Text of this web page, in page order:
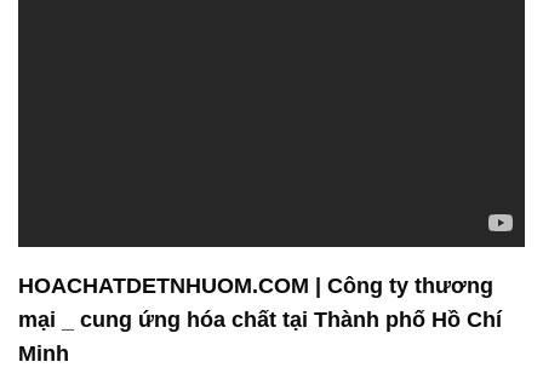
HOACHATDETNHUOM.COM | Công ty thương
mại _ cung ứng hóa chất tại Thành phố Hồ Chí
Minh